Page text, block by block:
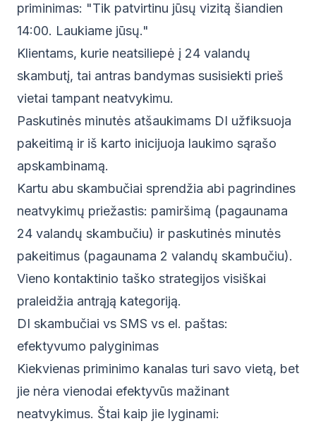
priminimas: "Tik patvirtinu jūsų vizitą šiandien
14:00. Laukiame jūsų."
Klientams, kurie neatsiliepė į 24 valandų
skambutį, tai antras bandymas susisiekti prieš
vietai tampant neatvykimu.
Paskutinės minutės atšaukimams DI užfiksuoja
pakeitimą ir iš karto inicijuoja laukimo sąrašo
apskambinamą.
Kartu abu skambučiai sprendžia abi pagrindines
neatvykimų priežastis: pamiršimą (pagaunama
24 valandų skambučiu) ir paskutinės minutės
pakeitimus (pagaunama 2 valandų skambučiu).
Vieno kontaktinio taško strategijos visiškai
praleidžia antrąją kategoriją.
DI skambučiai vs SMS vs el. paštas:
efektyvumo palyginimas
Kiekvienas priminimo kanalas turi savo vietą, bet
jie nėra vienodai efektyvūs mažinant
neatvykimus. Štai kaip jie lyginami: